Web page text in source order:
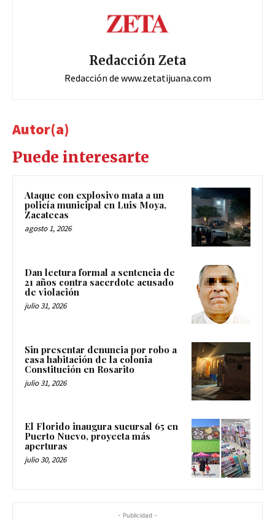
Redacción Zeta
Redacción de www.zetatijuana.com
Autor(a)
Puede interesarte
Ataque con explosivo mata a un
policía municipal en Luis Moya,
Zacatecas
agosto 1, 2026
Dan lectura formal a sentencia de
21 años contra sacerdote acusado
de violación
julio 31, 2026
Sin presentar denuncia por robo a
casa habitación de la colonia
Constitución en Rosarito
julio 31, 2026
El Florido inaugura sucursal 65 en
Puerto Nuevo, proyecta más
aperturas
julio 30, 2026
- Publicidad -